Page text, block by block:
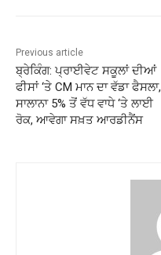
Previous article
ਬ੍ਰੇਕਿੰਗ: ਪ੍ਰਾਈਵੇਟ ਸਕੂਲਾਂ ਦੀਆਂ
ਫੀਸਾਂ ‘ਤੇ CM ਮਾਨ ਦਾ ਵੱਡਾ ਫੈਸਲਾ,
ਸਾਲਾਨਾ 5% ਤੋਂ ਵੱਧ ਵਾਧੇ ‘ਤੇ ਲਾਈ
ਰੋਕ, ਆਵੇਗਾ ਸਖ਼ਤ ਆਰਡੀਨੈਂਸ